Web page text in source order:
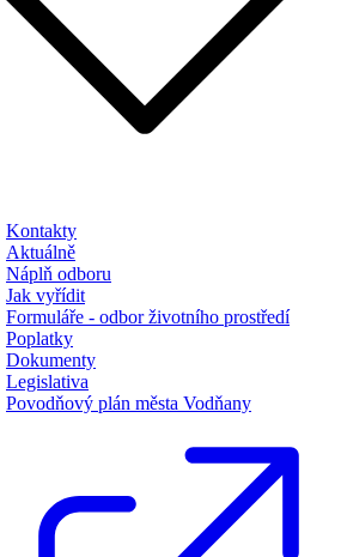
Kontakty
Aktuálně
Náplň odboru
Jak vyřídit
Formuláře - odbor životního prostředí
Poplatky
Dokumenty
Legislativa
Povodňový plán města Vodňany